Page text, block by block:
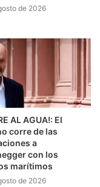
de 2026
AL AGUA!: El
corre de las
a
con los
marítimos
de 2026